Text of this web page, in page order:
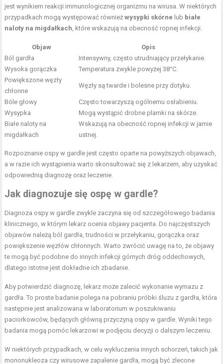
jest wynikiem reakcji immunologicznej organizmu na wirusa. W niektórych
przypadkach mogą występować równieżwysypki skórne lub białe
naloty na migdałkach, które wskazują na obecność ropnej infekcji.
Objaw
Opis
Ból gardła
Intensywny, często utrudniający przełykanie.
Wysoka gorączka
Temperatura zwykle powyżej 38°C.
Powiększone węzły
chłonne
Węzły są twarde i bolesne przy dotyku.
Bóle głowy
Często towarzyszą ogólnemu osłabieniu.
Wysypka
Mogą wystąpić drobne plamki na skórze.
Białe naloty na
migdałkach
Wskazują na obecność ropnej infekcji w jamie
ustnej.
Rozpoznanie ospy w gardle jest często oparte na powyższych objawach,
a w razie ich wystąpienia warto skonsultować się z lekarzem, aby uzyskać
odpowiednią diagnozę oraz leczenie.
Jak diagnozuje się ospę w gardle?
Diagnoza ospy w gardle zwykle zaczyna się od szczegółowego badania
klinicznego, w którym lekarz ocenia objawy pacjenta. Do najczęstszych
objawów należą ból gardła, trudności w przełykaniu, gorączka oraz
powiększenie węzłów chłonnych. Warto zwrócić uwagę na to, że objawy
te mogą być podobne do innych infekcji górnych dróg oddechowych,
dlatego istotne jest dokładne ich zbadanie.
Aby potwierdzić diagnozę, lekarz może zalecić wykonanie wymazu z
gardła. To proste badanie polega na pobraniu próbki śluzu z gardła, która
następnie jest analizowana w laboratorium w poszukiwaniu
paciorkowców, będących główną przyczyną ospy w gardle. Wyniki tego
badania mogą pomóc lekarzowi w podjęciu decyzji o dalszym leczeniu.
W niektórych przypadkach, w celu wykluczenia innych schorzeń, takich jak
mononukleoza czy wirusowe zapalenie gardła, mogą być zlecone